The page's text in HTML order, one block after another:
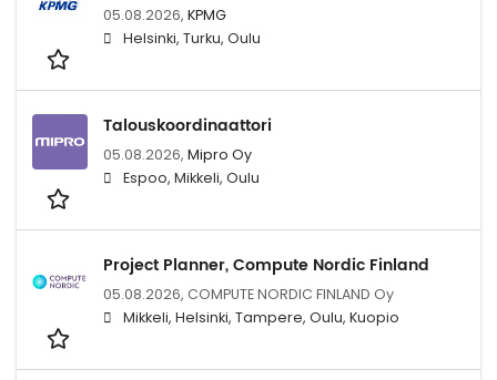
05.08.2026, KPMG
Helsinki, Turku, Oulu
Talouskoordinaattori
05.08.2026, Mipro Oy
Espoo, Mikkeli, Oulu
Project Planner, Compute Nordic Finland
05.08.2026, COMPUTE NORDIC FINLAND Oy
Mikkeli, Helsinki, Tampere, Oulu, Kuopio